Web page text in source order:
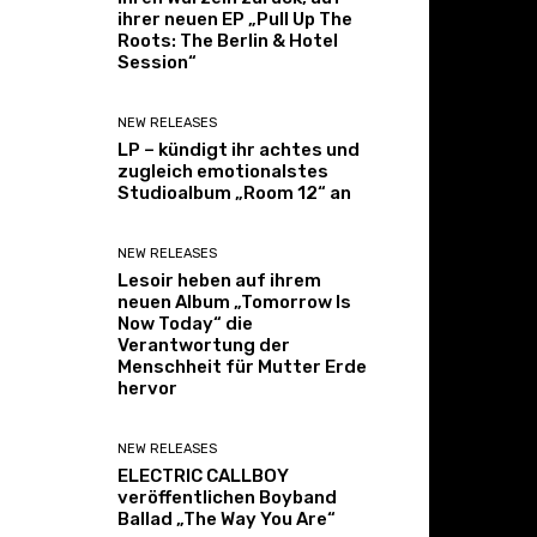
ihrer neuen EP „Pull Up The
Roots: The Berlin & Hotel
Session“
NEW RELEASES
LP – kündigt ihr achtes und
zugleich emotionalstes
Studioalbum „Room 12“ an
NEW RELEASES
Lesoir heben auf ihrem
neuen Album „Tomorrow Is
Now Today“ die
Verantwortung der
Menschheit für Mutter Erde
hervor
NEW RELEASES
ELECTRIC CALLBOY
veröffentlichen Boyband
Ballad „The Way You Are“